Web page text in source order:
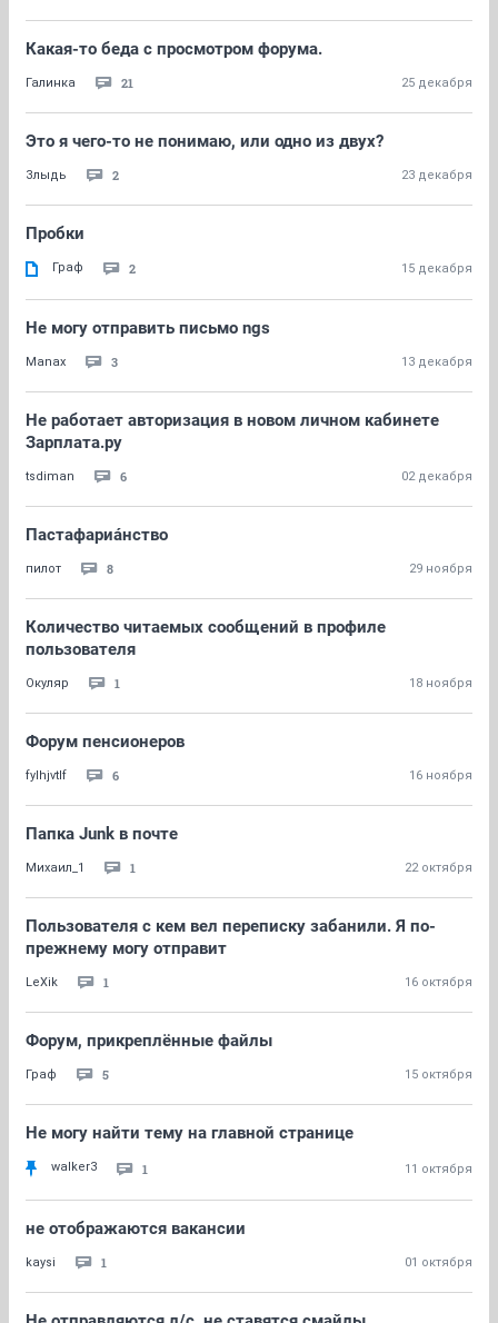
Какая-то беда с просмотром форума.
Галинка 21 25 декабря
Это я чего-то не понимаю, или одно из двух?
Злыдь 2 23 декабря
Пробки
Граф 2 15 декабря
Не могу отправить письмо ngs
Manax 3 13 декабря
Не работает авторизация в новом личном кабинете
Зарплата.ру
tsdiman 6 02 декабря
Пастафариа́нство
пилот 8 29 ноября
Количество читаемых сообщений в профиле
пользователя
Окуляр 1 18 ноября
Форум пенсионеров
fylhjvtlf 6 16 ноября
Папка Junk в почте
Михаил_1 1 22 октября
Пользователя с кем вел переписку забанили. Я по-
прежнему могу отправит
LeXik 1 16 октября
Форум, прикреплённые файлы
Граф 5 15 октября
Не могу найти тему на главной странице
walker3 1 11 октября
не отображаются вакансии
kaysi 1 01 октября